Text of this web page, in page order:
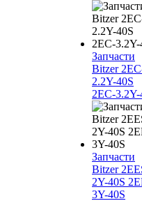
Запчасти
Bitzer
2.2Y-40S
2EC-3.2Y-
Запчасти
Bitzer
2Y-40S
3Y-40S